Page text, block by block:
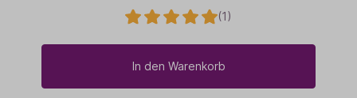
(1)
In den Warenkorb